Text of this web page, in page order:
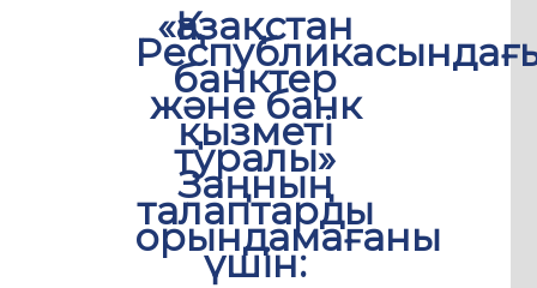
«Қазақстан
банктер
және банк
қызметі
туралы»
Заңның
талаптарды
орындамағаны
үшін: